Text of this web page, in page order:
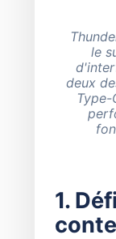
le
deux
1.